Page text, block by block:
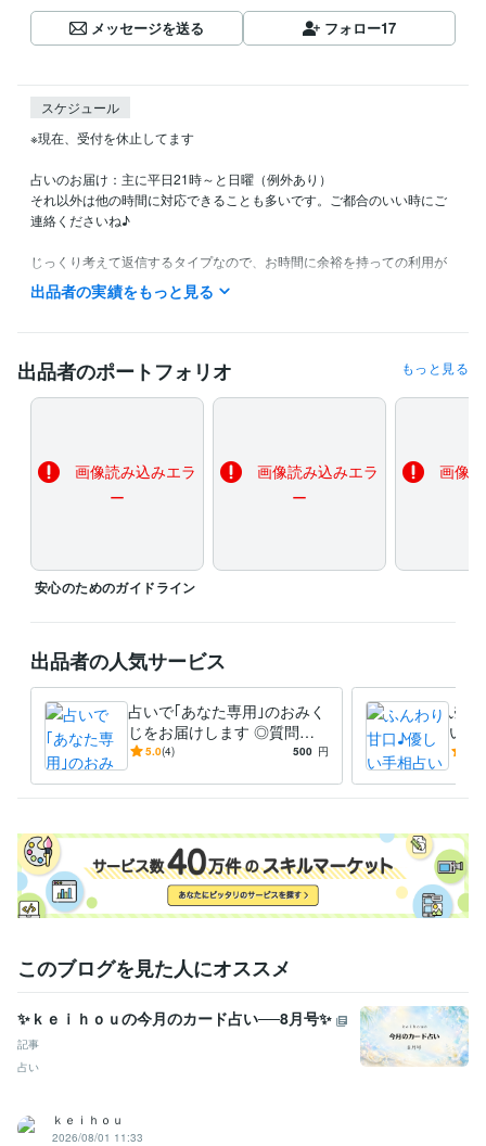
メッセージを送る フォロー17
スケジュール
※現在、受付を休止してます
占いのお届け：主に平日21時～と日曜（例外あり）
それ以外は他の時間に対応できることも多いです。ご都合のいい時にご
連絡くださいね♪
じっくり考えて返信するタイプなので、お時間に余裕を持っての利用が
おすすめです。
ライフスタイル・その他 / その他 経験年数 : 8年
資格・検定
メンタルヘルスマネジメント検定 取得年 : 2021年
日商簿記検定2級 取得年 : 2018年
悩み相談・カウンセリング 日常のモヤモヤ、心のお悩みの相談
対人関係 仕事 習慣 マインド
英語 日常会話レベル
出品者の実績をもっと見る
出品者のポートフォリオ もっと見る
画像読み込みエラ
ー
安心のためのガイドライン
画像読み込みエラ
ー
画像
出品者の人気サービス
占いで｢あなた専用｣のおみく
じをお届けします ◎質問不
要でワクワク運試し。総合運
5.0(4) 500 円
ふん
いで
癒や
このブログを見た人にオススメ
✨ｋｅｉｈｏｕの今月のカード占い──8月号✨
記事
占い
ｋｅｉｈｏｕ
2026/08/01 11:33